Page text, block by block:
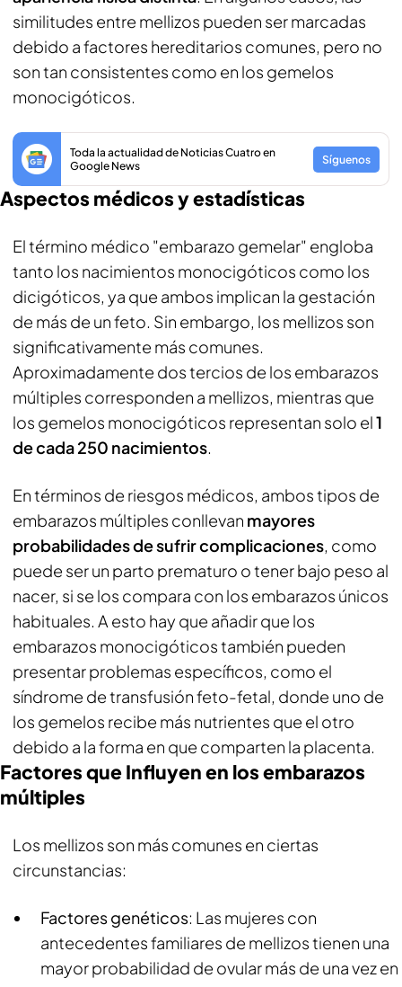
similitudes entre mellizos pueden ser marcadas
debido a factores hereditarios comunes, pero no
son tan consistentes como en los gemelos
monocigóticos.
Toda la actualidad de Noticias Cuatro en
Google News
Síguenos
Aspectos médicos y estadísticas
El término médico "embarazo gemelar" engloba
tanto los nacimientos monocigóticos como los
dicigóticos, ya que ambos implican la gestación
de más de un feto. Sin embargo, los mellizos son
significativamente más comunes.
Aproximadamente dos tercios de los embarazos
múltiples corresponden a mellizos, mientras que
los gemelos monocigóticos representan solo el1
de cada 250 nacimientos.
En términos de riesgos médicos, ambos tipos de
embarazos múltiples conllevan mayores
probabilidades de sufrir complicaciones, como
puede ser un parto prematuro o tener bajo peso al
nacer, si se los compara con los embarazos únicos
habituales. A esto hay que añadir que los
embarazos monocigóticos también pueden
presentar problemas específicos, como el
síndrome de transfusión feto-fetal, donde uno de
los gemelos recibe más nutrientes que el otro
debido a la forma en que comparten la placenta.
Factores que Influyen en los embarazos
múltiples
Los mellizos son más comunes en ciertas
circunstancias:
Factores genéticos: Las mujeres con
antecedentes familiares de mellizos tienen una
mayor probabilidad de ovular más de una vez en